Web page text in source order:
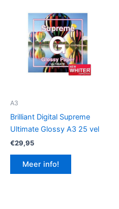
A3
Brilliant Digital Supreme
Ultimate Glossy A3 25 vel
€29,95
Meer info!